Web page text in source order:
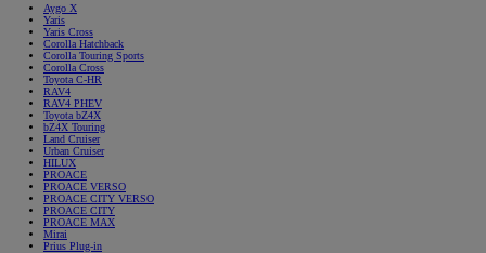
Aygo X
Yaris
Yaris Cross
Corolla Hatchback
Corolla Touring Sports
Corolla Cross
Toyota C-HR
RAV4
RAV4 PHEV
Toyota bZ4X
bZ4X Touring
Land Cruiser
Urban Cruiser
HILUX
PROACE
PROACE VERSO
PROACE CITY VERSO
PROACE CITY
PROACE MAX
Mirai
Prius Plug-in